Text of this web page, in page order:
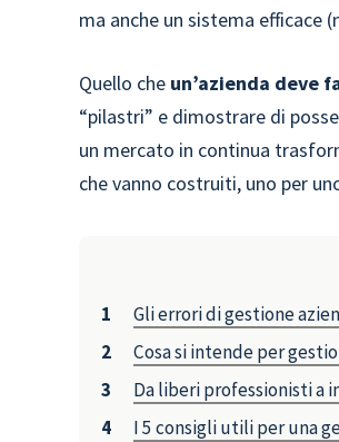
ma anche un sistema efficace
Quello che un’azienda deve
“pilastri” e dimostrare di
un mercato in continua
che vanno costruiti, uno per
Gli errori di gestione
Cosa si intende per
Da liberi professionisti a
I 5 consigli utili per una